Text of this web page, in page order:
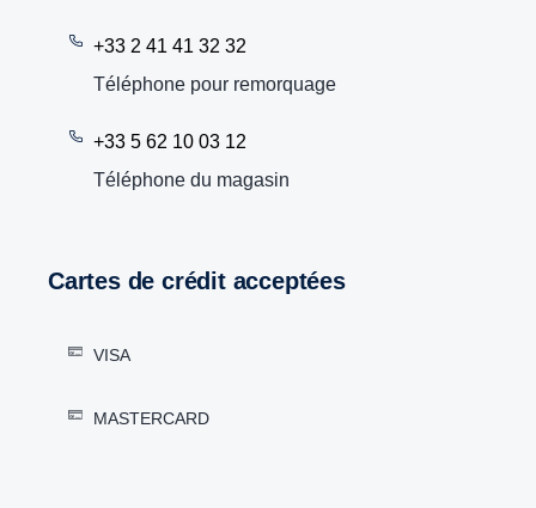
+33 2 41 41 32 32
Téléphone pour remorquage
+33 5 62 10 03 12
Téléphone du magasin
Cartes de crédit acceptées
VISA
MASTERCARD